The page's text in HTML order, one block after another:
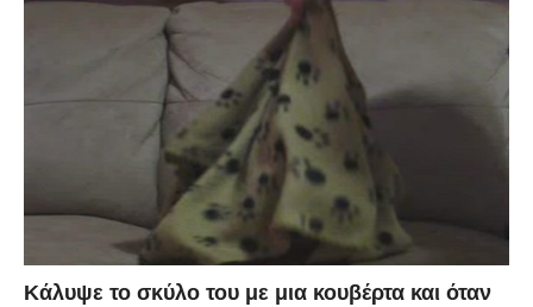
Κάλυψε το σκύλο του με μια κουβέρτα και όταν